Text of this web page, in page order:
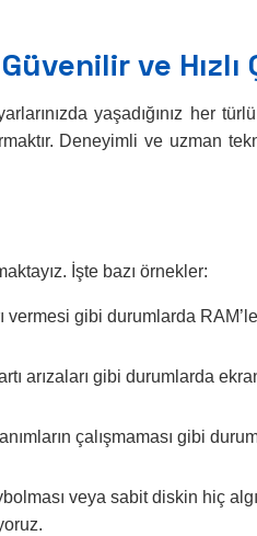
ve
yaşadığınız her
Deneyimli ve uzman
İşte bazı örnekler:
vermesi gibi durumlarda
arızaları gibi durumlarda
çalışmaması gibi
veya sabit diskin hiç